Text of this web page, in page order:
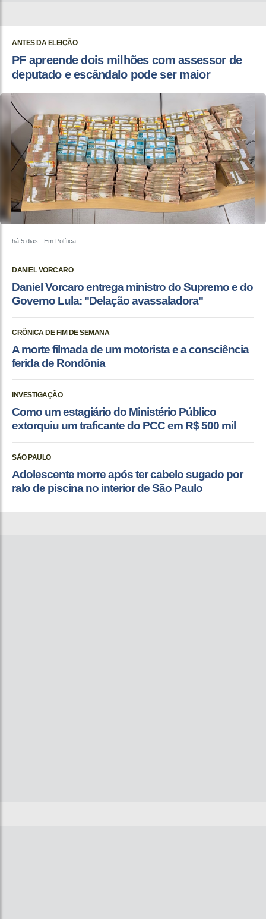
ANTES DA ELEIÇÃO
PF apreende dois milhões com assessor de
deputado e escândalo pode ser maior
há 5 dias - Em Política
DANIEL VORCARO
Daniel Vorcaro entrega ministro do Supremo e do
Governo Lula: "Delação avassaladora"
CRÔNICA DE FIM DE SEMANA
A morte filmada de um motorista e a consciência
ferida de Rondônia
INVESTIGAÇÃO
Como um estagiário do Ministério Público
extorquiu um traficante do PCC em R$ 500 mil
SÃO PAULO
Adolescente morre após ter cabelo sugado por
ralo de piscina no interior de São Paulo